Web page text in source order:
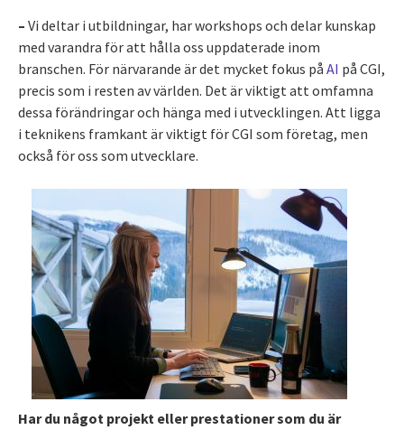
– Vi deltar i utbildningar, har workshops och delar kunskap
med varandra för att hålla oss uppdaterade inom
branschen. För närvarande är det mycket fokus på AI på CGI,
precis som i resten av världen. Det är viktigt att omfamna
dessa förändringar och hänga med i utvecklingen. Att ligga
i teknikens framkant är viktigt för CGI som företag, men
också för oss som utvecklare.
Har du något projekt eller prestationer som du är